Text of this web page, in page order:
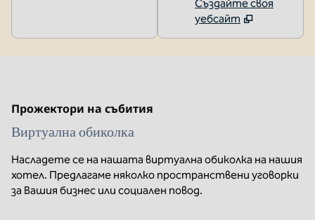
Създайте своя
уебсайт
Прожектори на събития
Виртуална обиколка
Насладете се на нашата виртуална обиколка на нашия
хотел. Предлагаме няколко пространствени уговорки
за Вашия бизнес или социален повод.